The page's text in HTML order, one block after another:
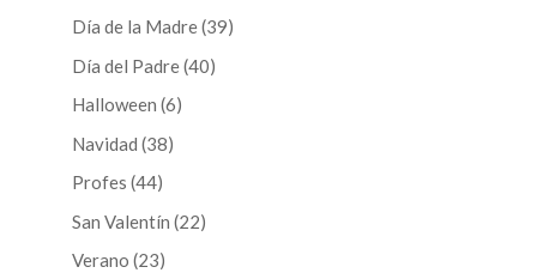
producto
Día de la Madre 3939
Día del Padre 4040
Halloween 66
Navidad 3838
Profes 4444
productos
San Valentín 2222
Verano 2323